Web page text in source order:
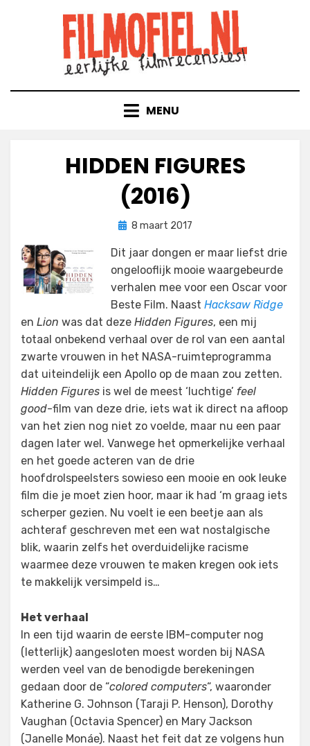
MENU
HIDDEN FIGURES
(2016)
doorFilmofiel.nl
Geplaatst
8 maart 2017
Dit jaar dongen er maar liefst drie
ongelooflijk mooie waargebeurde
verhalen mee voor een Oscar voor
Beste Film. Naast Hacksaw Ridge
en Lion was dat deze Hidden Figures, een mij
totaal onbekend verhaal over de rol van een aantal
zwarte vrouwen in het NASA-ruimteprogramma
dat uiteindelijk een Apollo op de maan zou zetten.
Hidden Figures is wel de meest ‘luchtige’ feel
good-film van deze drie, iets wat ik direct na afloop
van het zien nog niet zo voelde, maar nu een paar
dagen later wel. Vanwege het opmerkelijke verhaal
en het goede acteren van de drie
hoofdrolspeelsters sowieso een mooie en ook leuke
film die je moet zien hoor, maar ik had ‘m graag iets
scherper gezien. Nu voelt ie een beetje aan als
achteraf geschreven met een wat nostalgische
blik, waarin zelfs het overduidelijke racisme
waarmee deze vrouwen te maken kregen ook iets
te makkelijk versimpeld is…
Het verhaal
In een tijd waarin de eerste IBM-computer nog
(letterlijk) aangesloten moest worden bij NASA
werden veel van de benodigde berekeningen
gedaan door de “colored computers“, waaronder
Katherine G. Johnson (Taraji P. Henson), Dorothy
Vaughan (Octavia Spencer) en Mary Jackson
(Janelle Monáe). Naast het feit dat ze volgens hun